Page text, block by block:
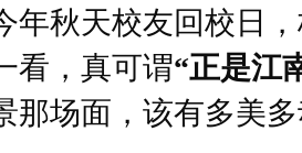
秋天校友回校日
看，真可谓“正是江
那场面，该有多美